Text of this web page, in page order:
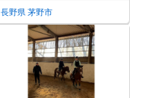
長野県 茅野市